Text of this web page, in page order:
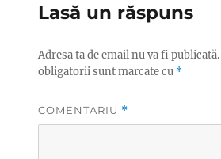
Lasă un răspuns
Adresa ta de email nu va fi publicată.
obligatorii sunt marcate cu *
COMENTARIU *